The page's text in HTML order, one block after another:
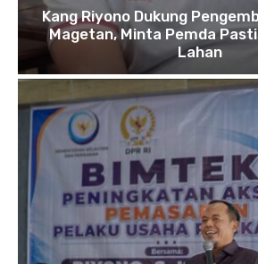
Kang Riyono Dukung
Magetan, Minta Pemda
Lahan